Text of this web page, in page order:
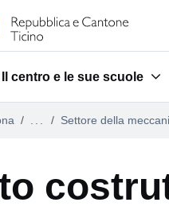
Il centro e le sue scuole
Submenu for "Il centro e le
Settore della